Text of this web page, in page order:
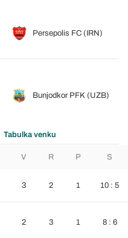
Persepolis FC (IRN)
Bunjodkor PFK (UZB)
Tabulka venku
V R P S
3 2 1 10 : 5
2 3 1 8 : 6